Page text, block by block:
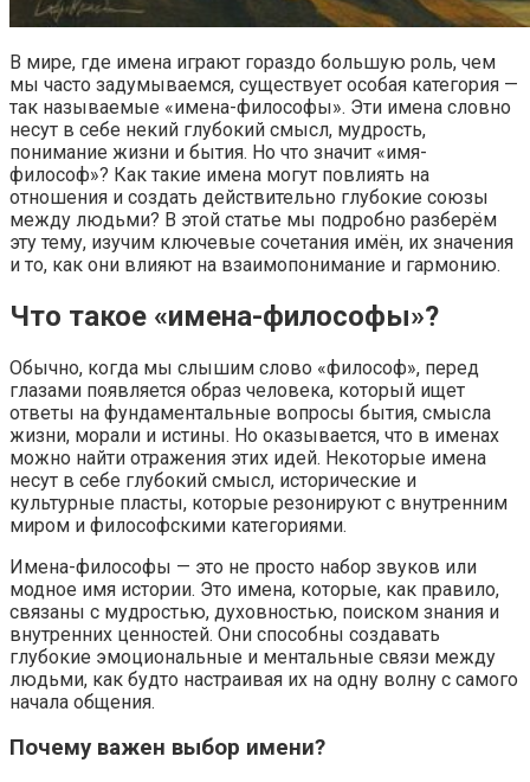
В мире, где имена играют гораздо большую роль, чем
мы часто задумываемся, существует особая категория —
так называемые «имена-философы». Эти имена словно
несут в себе некий глубокий смысл, мудрость,
понимание жизни и бытия. Но что значит «имя-
философ»? Как такие имена могут повлиять на
отношения и создать действительно глубокие союзы
между людьми? В этой статье мы подробно разберём
эту тему, изучим ключевые сочетания имён, их значения
и то, как они влияют на взаимопонимание и гармонию.
Что такое «имена-философы»?
Обычно, когда мы слышим слово «философ», перед
глазами появляется образ человека, который ищет
ответы на фундаментальные вопросы бытия, смысла
жизни, морали и истины. Но оказывается, что в именах
можно найти отражения этих идей. Некоторые имена
несут в себе глубокий смысл, исторические и
культурные пласты, которые резонируют с внутренним
миром и философскими категориями.
Имена-философы — это не просто набор звуков или
модное имя истории. Это имена, которые, как правило,
связаны с мудростью, духовностью, поиском знания и
внутренних ценностей. Они способны создавать
глубокие эмоциональные и ментальные связи между
людьми, как будто настраивая их на одну волну с самого
начала общения.
Почему важен выбор имени?